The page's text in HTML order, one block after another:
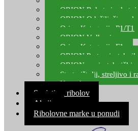
ORION Rakete i raketni
ORION Odašiljači zvuka
Orion Kategorija P1/T1
ORION Vulkani
Orion Kategorija F1
ORION Party pirotehnika
ORION nepirotehnički
Start pištolji, streljivo i
Kontakt
Savjeti za ribolov
Akcija
Ribolovne marke u ponudi